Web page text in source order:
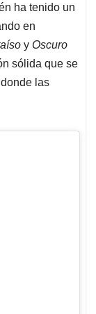
ha tenido un
en
y Oscuro
sólida que se
las